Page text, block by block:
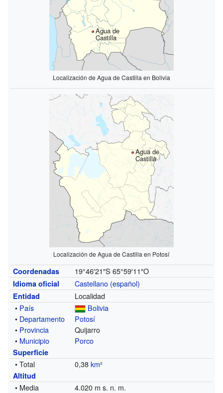
Agua de
Castilla
Localización de Agua de Castilla en Bolivia
Agua de
Castilla
Localización de Agua de Castilla en Potosí
Coordenadas 19°46′21″S 65°59′11″O
Idioma oficial Castellano (español)
Entidad
Localidad
• País
Bolivia
• Departamento
Potosí
• Provincia
Quijarro
• Municipio Porco
Superficie
• Total 0,38km²
Altitud
• Media 4.020 m s. n. m.